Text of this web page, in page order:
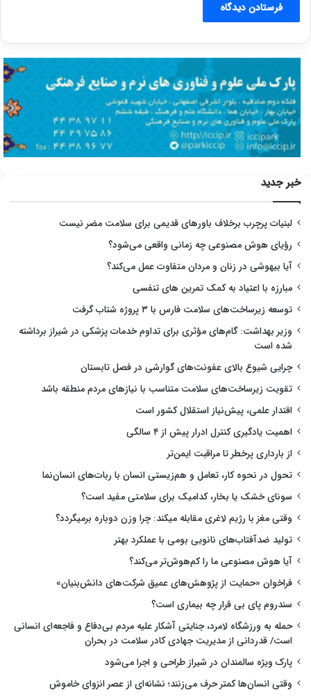
خبر جدید
لبنیات پرچرب برخلاف باورهای قدیمی برای سلامت مضر نیست
رؤیای هوش مصنوعی چه زمانی واقعی می‌شود؟
آیا بیهوشی در زنان و مردان متفاوت عمل می‌کند؟
مبارزه با اعتیاد به کمک تمرین های تنفسی
توسعه زیرساخت‌های سلامت فارس با ۳ پروژه شتاب گرفت
وزیر بهداشت: گام‌های مؤثری برای تداوم خدمات پزشکی در شیراز برداشته
شده است
چرایی شیوع بالای عفونت‌های گوارشی در فصل تابستان
تقویت زیرساخت‌های سلامت متناسب با نیازهای مردم منطقه باشد
اقتدار علمی، پیش‌نیاز استقلال کشور است
اهمیت یادگیری کنترل ادرار پیش از ۴ سالگی
از بارداری پرخطر تا مراقبت ایمن‌تر
تحول در نحوه کار، تعامل و هم‌زیستی انسان با ربات‌های انسان‌نما
سونای خشک یا بخار، کدامیک برای سلامتی مفید است؟
وقتی مغز با رژیم لاغری مقابله میکند: چرا وزن دوباره برمیگردد؟
تولید ضدآفتاب‌های نانویی بومی با عملکرد بهتر
آیا هوش مصنوعی ما را کم‌هوش‌تر می‌کند؟
فراخوان «حمایت از پژوهش‌های عمیق شرکت‌های دانش‌بنیان»
سندروم پای بی قرار چه بیماری است؟
حمله به ورزشگاه لامرد، جنایتی آشکار علیه مردم بی‌دفاع و فاجعه‌ای انسانی
است/ قدردانی از مدیریت جهادی کادر سلامت در بحران
پارک ویژه سالمندان در شیراز طراحی و اجرا می‌شود
وقتی انسان‌ها کمتر حرف می‌زنند؛ نشانه‌ای از عصر انزوای خاموش